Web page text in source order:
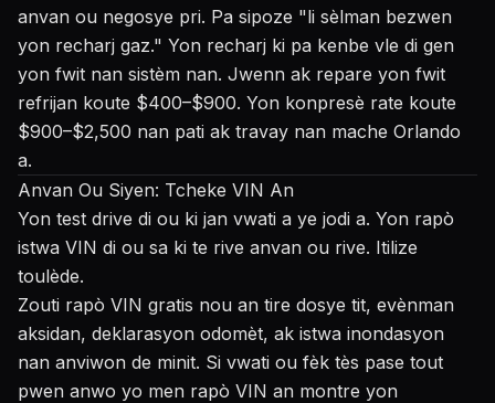
anvan ou negosye pri. Pa sipoze "li sèlman bezwen
yon recharj gaz." Yon recharj ki pa kenbe vle di gen
yon fwit nan sistèm nan. Jwenn ak repare yon fwit
refrijan koute $400–$900. Yon konpresè rate koute
$900–$2,500 nan pati ak travay nan mache Orlando
a.
Anvan Ou Siyen: Tcheke VIN An
Yon test drive di ou ki jan vwati a ye jodi a. Yon rapò
istwa VIN di ou sa ki te rive anvan ou rive. Itilize
toulède.
Zouti rapò VIN gratis nou an tire dosye tit, evènman
aksidan, deklarasyon odomèt, ak istwa inondasyon
nan anviwon de minit. Si vwati ou fèk tès pase tout
pwen anwo yo men rapò VIN an montre yon